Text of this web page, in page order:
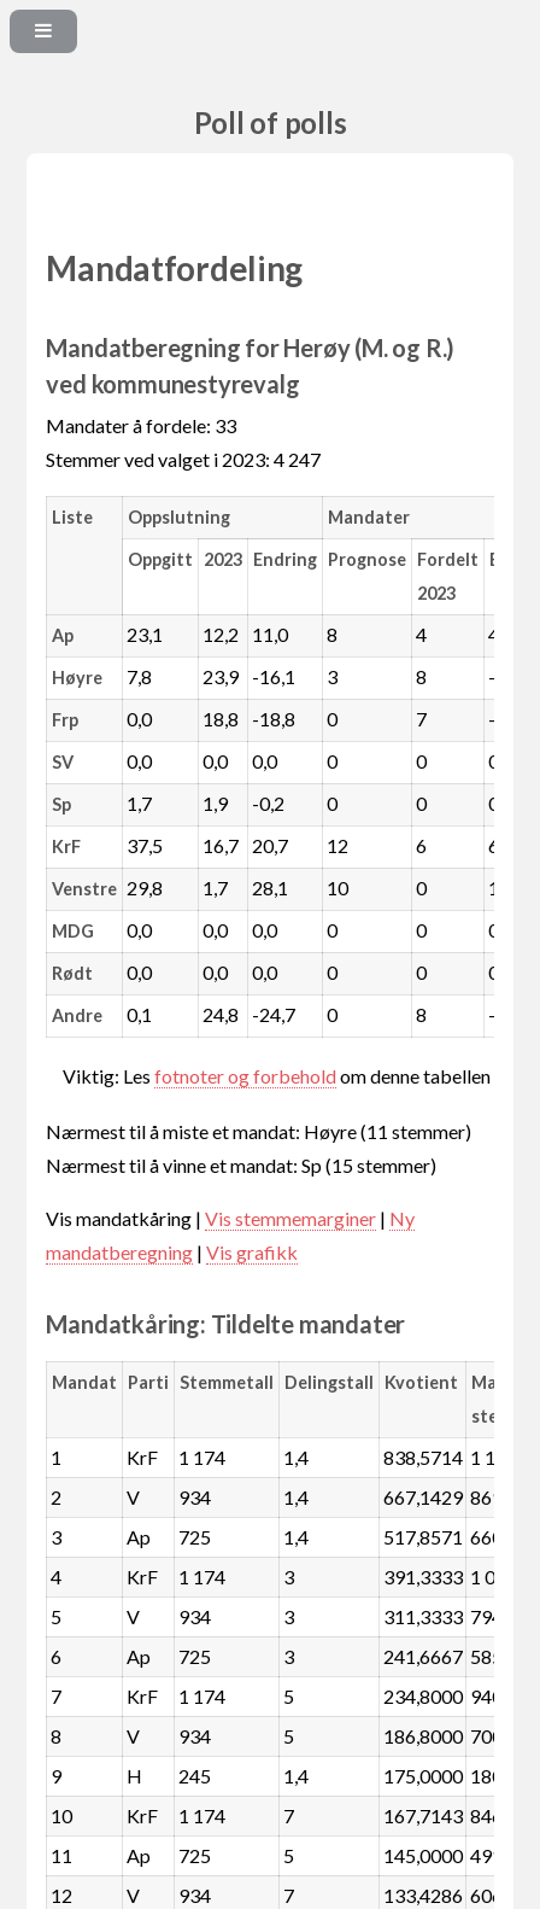
Poll of polls
Mandatfordeling
Mandatberegning for Herøy (M. og R.)
ved kommunestyrevalg
Mandater å fordele: 33
Stemmer ved valget i 2023: 4 247
Liste Oppslutning Mandater
Oppgitt 2023 Endring Prognose Fordelt
2023
Ap 23,1 12,2 11,0 8 4 4
Høyre 7,8 23,9 -16,1 3 8 -5
Frp 0,0 18,8 -18,8 0 7 -7
SV 0,0 0,0 0,0 0 0 0
Sp 1,7 1,9 -0,2 0 0 0
KrF 37,5 16,7 20,7 12 6 6
Venstre 29,8 1,7 28,1 10 0 10
MDG 0,0 0,0 0,0 0 0 0
Rødt 0,0 0,0 0,0 0 0 0
Andre 0,1 24,8 -24,7 0 8 -8
Viktig: Lesfotnoter og forbeholdom denne tabellen
Nærmest til å miste et mandat: Høyre (11 stemmer)
Nærmest til å vinne et mandat: Sp (15 stemmer)
Vis mandatkåring |Vis stemmemarginer | Ny
mandatberegning |Vis grafikk
Mandatkåring: Tildelte mandater
Mandat Parti Stemmetall Delingstall Kvotient
Margin
1 KrF 1 174 1,4 838,5714 1 109
2
V 934 1,4 667,1429 869
3
Ap 725 1,4 517,8571 660
4
KrF 1 174 3 391,3333 1 034
5
V 934 3 311,3333 794
6
Ap 725 3 241,6667 585
7
KrF 1 174 5 234,8000 940
8
V 934 5 186,8000 700
9
H 245 1,4 175,0000 180
10
KrF 1 174 7 167,7143 846
11
Ap 725 5 145,0000 491
12
V 934 7 133,4286 606